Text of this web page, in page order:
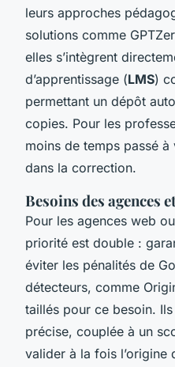
leurs approches
solutions comme
elles s’intègrent
d’apprentissage (LMS)
permettant un dépôt
copies. Pour les
moins de temps passé à
dans la correction.
Besoins des agences
Pour les agences web
priorité est double :
éviter les pénalités de
détecteurs, comme
taillés pour ce besoin.
précise, couplée à un
valider à la fois l’origine